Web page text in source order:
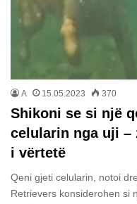
A 15.05.2023 370
Shikoni se si një
celularin nga uji
i vërtetë
Qeni gjeti celularin, notoi
Retrievers konsiderohen si